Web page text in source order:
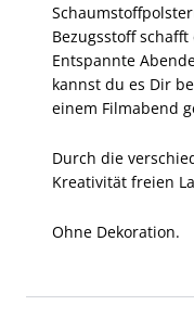
Bezugsstoff
Entspannte
kannst du es Dir
einem Filmabend
Durch die
Kreativität freien
Ohne Dekoration.